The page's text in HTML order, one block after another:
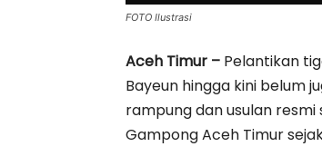
FOTO Ilustrasi
Aceh Timur – Pelantikan
Bayeun hingga kini belum
rampung dan usulan
Gampong Aceh Timur